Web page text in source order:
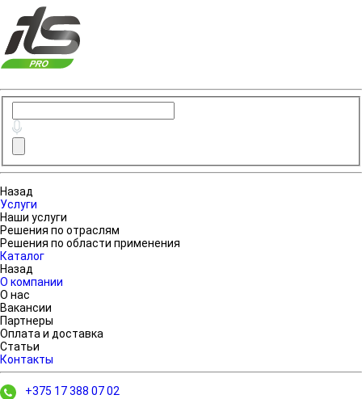
Назад
Услуги
Наши услуги
Решения по отраслям
Решения по области применения
Каталог
Назад
О компании
О нас
Вакансии
Партнеры
Оплата и доставка
Статьи
Контакты
+375 17 388 07 02